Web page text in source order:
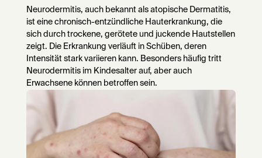
Neurodermitis, auch bekannt als atopische Dermatitis,
ist eine chronisch-entzündliche Hauterkrankung, die
sich durch trockene, gerötete und juckende Hautstellen
zeigt. Die Erkrankung verläuft in Schüben, deren
Intensität stark variieren kann. Besonders häufig tritt
Neurodermitis im Kindesalter auf, aber auch
Erwachsene können betroffen sein.